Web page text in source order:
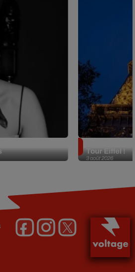
3 août 2026
Tour Eiffel !